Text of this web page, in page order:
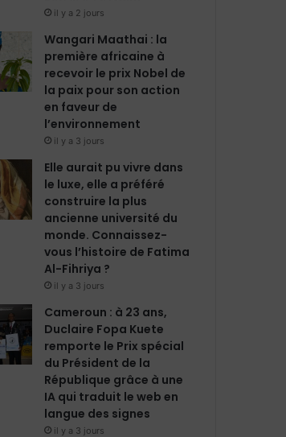
il y a 2 jours
Wangari Maathai : la
première africaine à
recevoir le prix Nobel de
la paix pour son action
en faveur de
l’environnement
il y a 3 jours
Elle aurait pu vivre dans
le luxe, elle a préféré
construire la plus
ancienne université du
monde. Connaissez-
vous l’histoire de Fatima
Al-Fihriya ?
il y a 3 jours
Cameroun : à 23 ans,
Duclaire Fopa Kuete
remporte le Prix spécial
du Président de la
République grâce à une
IA qui traduit le web en
langue des signes
il y a 3 jours